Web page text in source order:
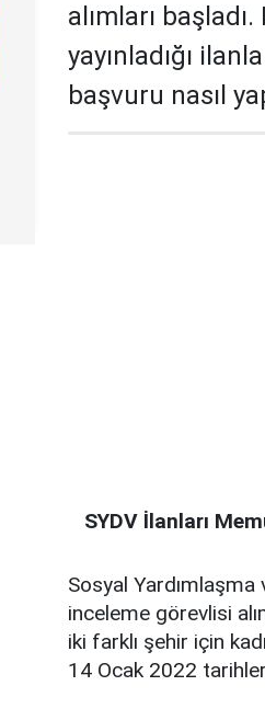
alımları
yayınladığı
başvuru nasıl
SYDV İlanları
Sosyal Yardımlaşma
inceleme görevlisi
iki farklı şehir için
14 Ocak 2022